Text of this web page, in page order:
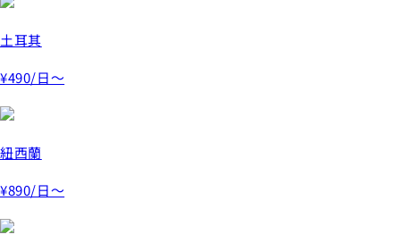
土耳其
¥490/日～
紐西蘭
¥890/日～